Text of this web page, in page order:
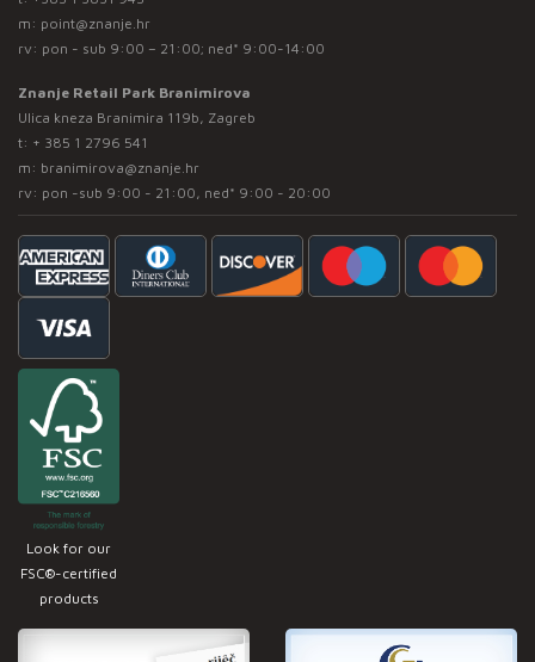
m: point@znanje.hr
rv: pon - sub 9:00 – 21:00; ned* 9:00-14:00
Znanje Retail Park Branimirova
Ulica kneza Branimira 119b, Zagreb
t: + 385 1 2796 541
m: branimirova@znanje.hr
rv: pon -sub 9:00 - 21:00, ned* 9:00 - 20:00
Look for our
FSC®-certified
products